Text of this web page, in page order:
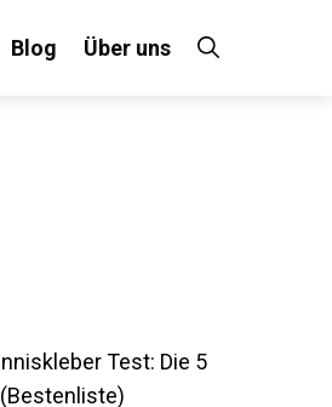
Blog Über uns
Test: Die 5